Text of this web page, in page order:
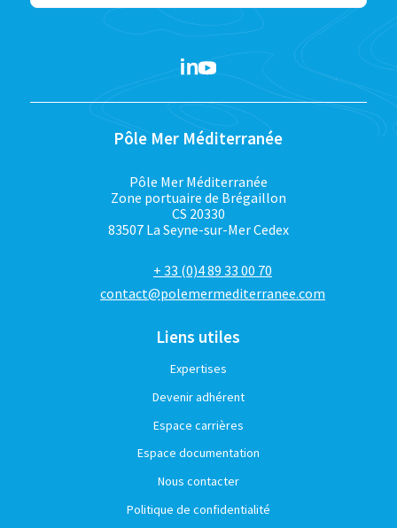
Pôle Mer Méditerranée
Pôle Mer Méditerranée
Zone portuaire de Brégaillon
CS 20330
83507 La Seyne-sur-Mer Cedex
+ 33 (0)4 89 33 00 70
contact@polemermediterranee.com
Liens utiles
Expertises
Devenir adhérent
Espace carrières
Espace documentation
Nous contacter
Politique de confidentialité